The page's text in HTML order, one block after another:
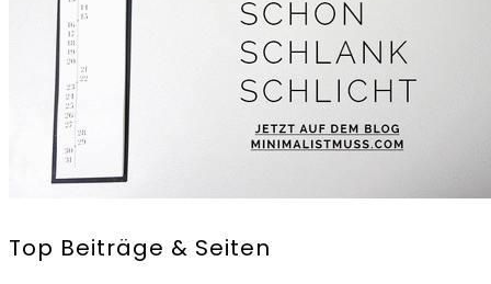
Top Beiträge & Seiten